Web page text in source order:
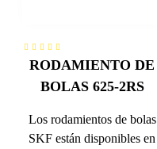
RODAMIENTO DE
BOLAS 625-2RS
Los rodamientos de bolas
SKF están disponibles en